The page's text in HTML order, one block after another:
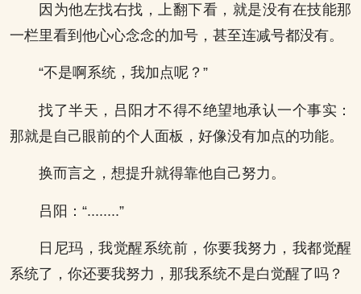
因为他左找右找，上翻下看，就是没有在技能那
一栏里看到他心心念念的加号，甚至连减号都没有。
“不是啊系统，我加点呢？”
找了半天，吕阳才不得不绝望地承认一个事实：
那就是自己眼前的个人面板，好像没有加点的功能。
换而言之，想提升就得靠他自己努力。
吕阳：“........”
日尼玛，我觉醒系统前，你要我努力，我都觉醒
系统了，你还要我努力，那我系统不是白觉醒了吗？